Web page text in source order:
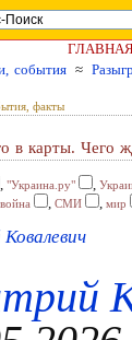
события ≈
факты
в карты. Чего
, "Украина.ру" ,
война , СМИ , мир